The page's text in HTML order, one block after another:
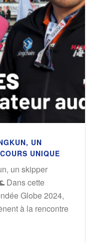
UN
UNIQUE
un skipper
Dans cette
Globe 2024,
à la rencontre